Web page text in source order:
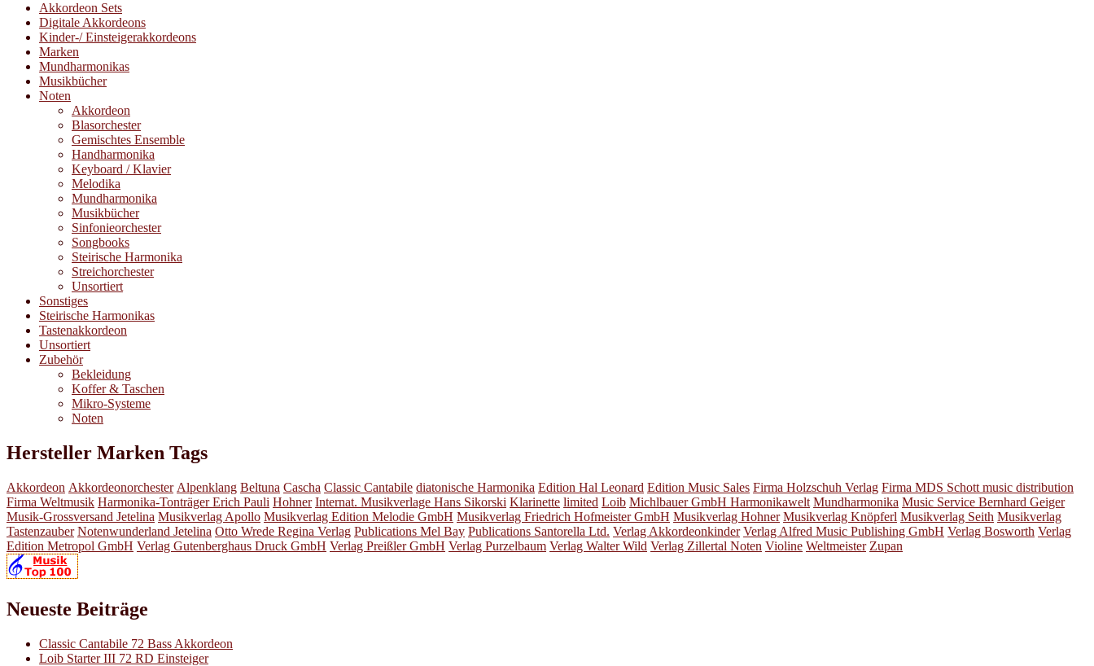
Akkordeon Sets
Digitale Akkordeons
Kinder-/ Einsteigerakkordeons
Marken
Mundharmonikas
Musikbücher
Noten
Akkordeon
Blasorchester
Gemischtes Ensemble
Handharmonika
Keyboard / Klavier
Melodika
Mundharmonika
Musikbücher
Sinfonieorchester
Songbooks
Steirische Harmonika
Streichorchester
Unsortiert
Sonstiges
Steirische Harmonikas
Tastenakkordeon
Unsortiert
Zubehör
Bekleidung
Koffer & Taschen
Mikro-Systeme
Noten
Hersteller Marken Tags
Akkordeon Akkordeonorchester Alpenklang Beltuna Cascha Classic Cantabile diatonische Harmonika Edition Hal Leonard Edition Music Sales Firma Holzschuh Verlag Firma MDS Schott music distribution
Firma Weltmusik Harmonika-Tonträger Erich Pauli Hohner Internat. Musikverlage Hans Sikorski Klarinette limited Loib Michlbauer GmbH Harmonikawelt Mundharmonika Music Service Bernhard Geiger
Musik-Grossversand Jetelina Musikverlag Apollo Musikverlag Edition Melodie GmbH Musikverlag Friedrich Hofmeister GmbH Musikverlag Hohner Musikverlag Knöpferl Musikverlag Seith Musikverlag
Tastenzauber Notenwunderland Jetelina Otto Wrede Regina Verlag Publications Mel Bay Publications Santorella Ltd. Verlag Akkordeonkinder Verlag Alfred Music Publishing GmbH Verlag Bosworth Verlag
Edition Metropol GmbH Verlag Gutenberghaus Druck GmbH Verlag Preißler GmbH Verlag Purzelbaum Verlag Walter Wild Verlag Zillertal Noten Violine Weltmeister Zupan
Neueste Beiträge
Classic Cantabile 72 Bass Akkordeon
Loib Starter III 72 RD Einsteiger